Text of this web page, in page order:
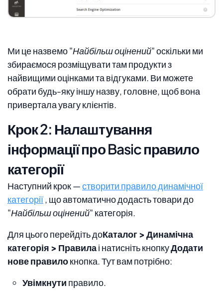
Ми це назвемо"Найбільш оцінений"оскільки ми
збираємося розміщувати там продукти з
найвищими оцінками та відгуками. Ви можете
обрати будь-яку іншу назву, головне, щоб вона
привертала увагу клієнтів.
Крок 2: Налаштування
інформації про Basic правило
категорії
Наступний крок —створити правило динамічної
категорії, що автоматично додасть товари до
"Найбільш оцінений" категорія.
Для цього перейдіть доКаталог > Динамічна
категорія > Правилаі натисніть кнопкуДодати
нове правилокнопка. Тут вам потрібно:
Увімкнути правило.